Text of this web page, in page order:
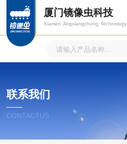
厦门镜像虫科技
Xiamen Jingxiangchong Technology
联系我们
CONTACTUS